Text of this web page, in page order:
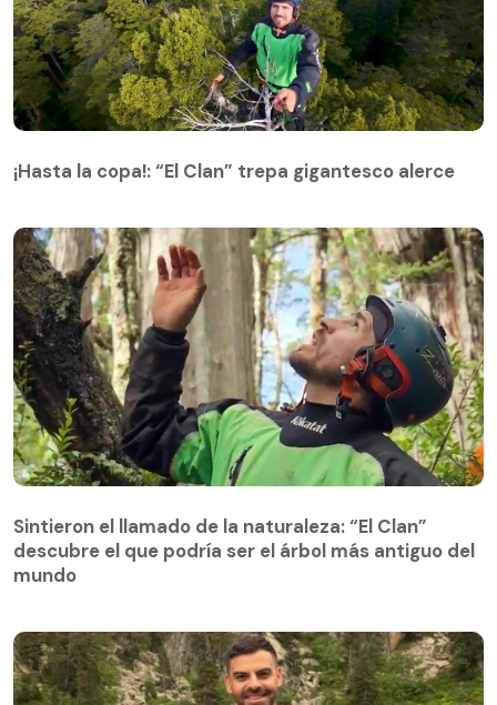
¡Hasta la copa!: “El Clan” trepa gigantesco alerce
descubre el que podría ser el árbol más antiguo del
mundo
Sintieron el llamado de la naturaleza: “El Clan”
descubre el que podría ser el árbol más antiguo del
mundo